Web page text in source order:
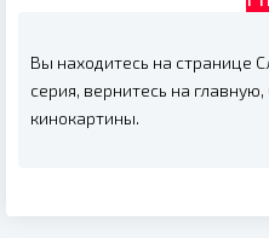
Вы находитесь на странице
серия, вернитесь на
кинокартины.